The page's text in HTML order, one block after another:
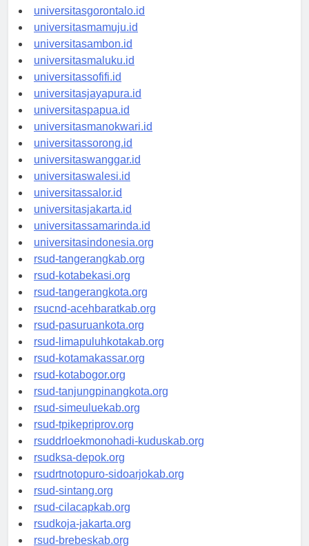
universitaskendari.id
universitasgorontalo.id
universitasmamuju.id
universitasambon.id
universitasmaluku.id
universitassofifi.id
universitasjayapura.id
universitaspapua.id
universitasmanokwari.id
universitassorong.id
universitaswanggar.id
universitaswalesi.id
universitassalor.id
universitasjakarta.id
universitassamarinda.id
universitasindonesia.org
rsud-tangerangkab.org
rsud-kotabekasi.org
rsud-tangerangkota.org
rsucnd-acehbaratkab.org
rsud-pasuruankota.org
rsud-limapuluhkotakab.org
rsud-kotamakassar.org
rsud-kotabogor.org
rsud-tanjungpinangkota.org
rsud-simeuluekab.org
rsud-tpikepriprov.org
rsuddrloekmonohadi-kuduskab.org
rsudksa-depok.org
rsudrtnotopuro-sidoarjokab.org
rsud-sintang.org
rsud-cilacapkab.org
rsudkoja-jakarta.org